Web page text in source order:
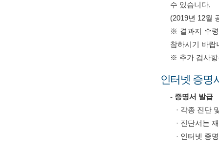
수 있습니다.
(2019년 12월
※ 결과지 수령
참하시기 바랍
※ 추가 검사항
인터넷 증명
- 증명서 발급
· 각종 진단
· 진단서는
· 인터넷 증